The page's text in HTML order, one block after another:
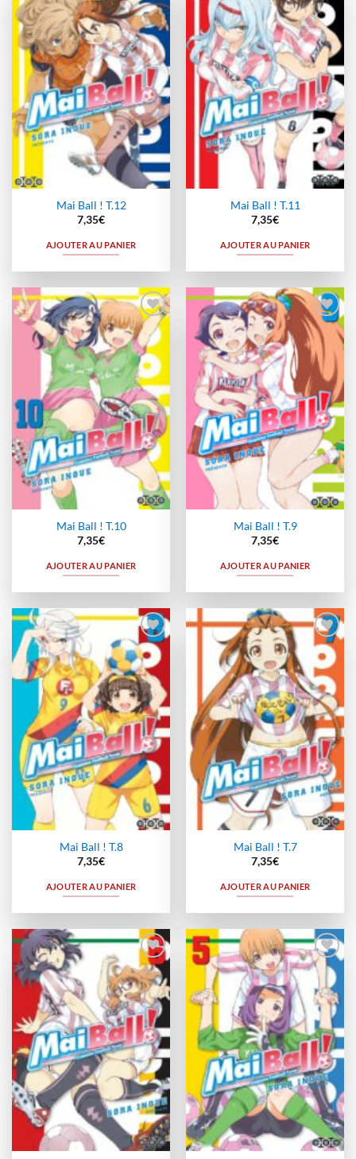
Ajouter
à la
wishlist
Mai Ball ! T.12
7,35€
AJOUTER AU PANIER
Ajouter
à la
wishlist
Mai Ball ! T.11
7,35€
AJOUTER AU PANIER
Ajouter
à la
wishlist
Mai Ball ! T.10
7,35€
AJOUTER AU PANIER
Ajouter
à la
wishlist
Mai Ball ! T.9
7,35€
AJOUTER AU PANIER
Ajouter
à la
wishlist
Mai Ball ! T.8
7,35€
AJOUTER AU PANIER
Ajouter
à la
wishlist
Mai Ball ! T.7
7,35€
AJOUTER AU PANIER
Ajouter
à la
wishlist
Ajouter
à la
wishlist